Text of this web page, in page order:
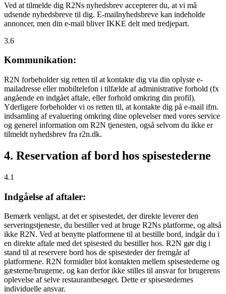
Ved at tilmelde dig R2Ns nyhedsbrev accepterer du, at vi må
udsende nyhedsbreve til dig. E-mailnyhedsbreve kan indeholde
annoncer, men din e-mail bliver IKKE delt med tredjepart.
3.6
Kommunikation:
R2N forbeholder sig retten til at kontakte dig via din oplyste e-
mailadresse eller mobiltelefon i tilfælde af administrative forhold (fx
angående en indgået aftale, eller forhold omkring din profil).
Yderligere forbeholder vi os retten til, at kontakte dig på e-mail ifm.
indsamling af evaluering omkring dine oplevelser med vores service
og generel information om R2N tjenesten, også selvom du ikke er
tilmeldt nyhedsbrev fra r2n.dk.
4. Reservation af bord hos spisestederne
4.1
Indgåelse af aftaler:
Bemærk venligst, at det er spisestedet, der direkte leverer den
serveringstjeneste, du bestiller ved at bruge R2Ns platforme, og altså
ikke R2N. Ved at benytte platformene til at bestille bord, indgår du i
en direkte aftale med det spisested du bestiller hos. R2N gør dig i
stand til at reservere bord hos de spisesteder der fremgår af
platformene. R2N formidler blot kontakten mellem spisestederne og
gæsterne/brugerne, og kan derfor ikke stilles til ansvar for brugerens
oplevelse af selve restaurantbesøget. Dette er spisestedernes
individuelle ansvar.